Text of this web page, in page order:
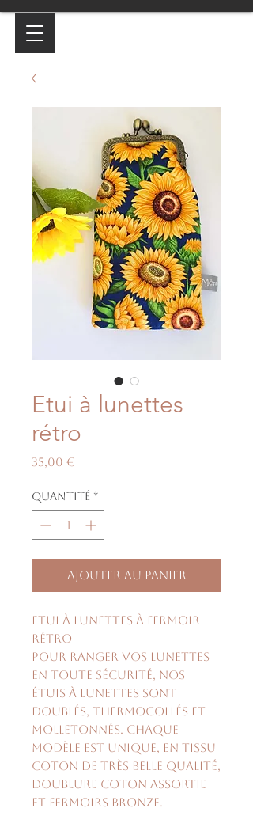
Etui à lunettes
rétro
35,00 €
Quantité *
Ajouter au panier
Etui à lunettes à fermoir
rétro
Pour ranger vos lunettes
en toute sécurité, nos
étuis à lunettes sont
doublés, thermocollés et
molletonnés. Chaque
modèle est unique, en tissu
coton de très belle qualité,
doublure coton assortie
et fermoirs bronze.